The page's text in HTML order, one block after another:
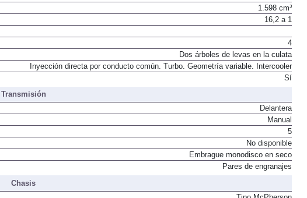
80,5 mm
1.598 cm³
4
Dos árboles de levas en la culata
Inyección directa por conducto común. Turbo. Geometría variable. Intercooler
Transmisión
Delantera
Manual
5
No disponible
Embrague monodisco en seco
Chasis